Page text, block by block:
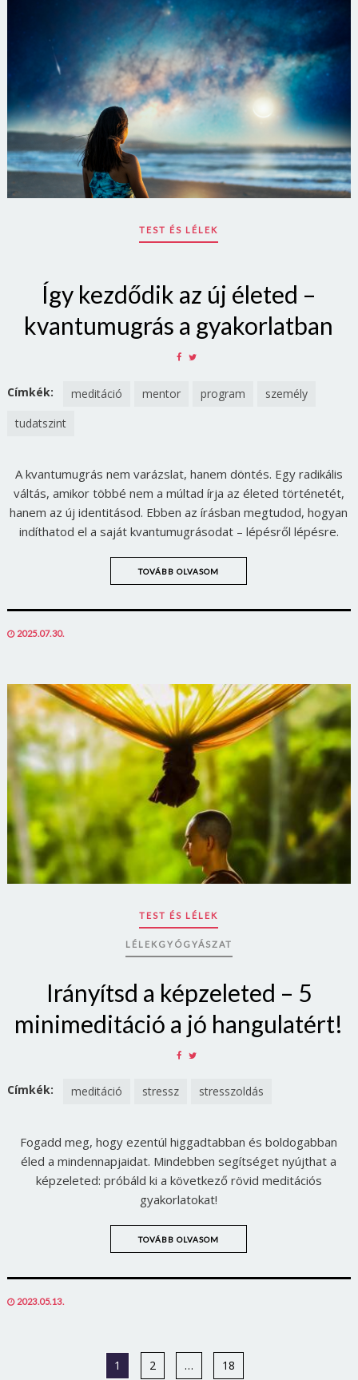
TEST ÉS LÉLEK
Így kezdődik az új életed –
kvantumugrás a gyakorlatban
SHARE
Címkék: meditáció mentor program
személy
tudatszint
A kvantumugrás nem varázslat, hanem döntés. Egy radikális
váltás, amikor többé nem a múltad írja az életed történetét,
hanem az új identitásod. Ebben az írásban megtudod, hogyan
indíthatod el a saját kvantumugrásodat – lépésről lépésre.
TOVÁBB OLVASOM
POSTED
2025.07.30.
TEST ÉS LÉLEK
LÉLEKGYÓGYÁSZAT
Irányítsd a képzeleted – 5
minimeditáció a jó hangulatért!
SHARE
FACEBOOK
TWITTER
Címkék: meditáció stressz stresszoldás
Fogadd meg, hogy ezentúl higgadtabban és boldogabban
éled a mindennapjaidat. Mindebben segítséget nyújthat a
képzeleted: próbáld ki a következő rövid meditációs
gyakorlatokat!
TOVÁBB OLVASOM
POSTED
2023.05.13.
1 2 … 18
Mégse Bejelentkezés